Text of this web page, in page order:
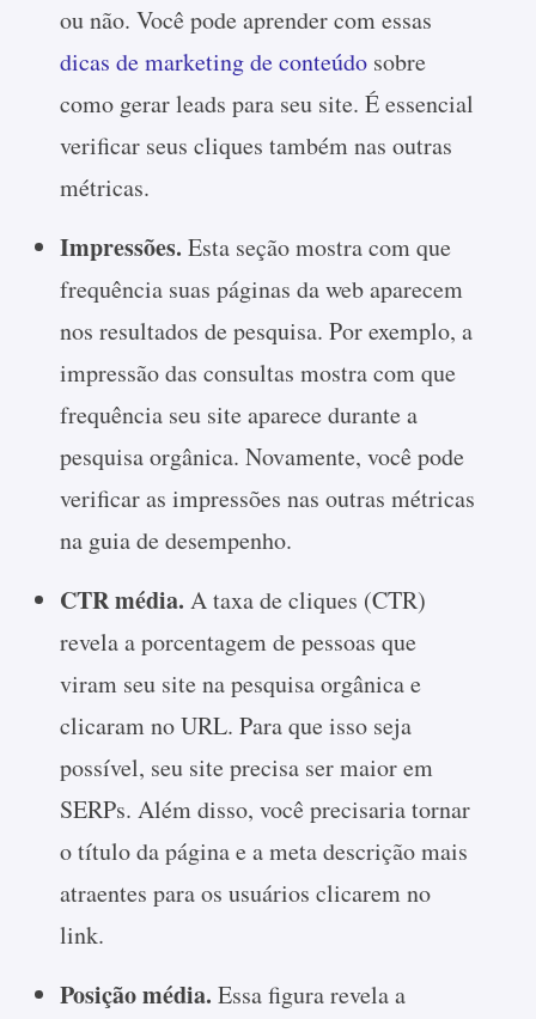
ou não. Você pode aprender com essas
dicas de marketing de conteúdo sobre
como gerar leads para seu site. É essencial
verificar seus cliques também nas outras
métricas.
Impressões. Esta seção mostra com que
frequência suas páginas da web aparecem
nos resultados de pesquisa. Por exemplo, a
impressão das consultas mostra com que
frequência seu site aparece durante a
pesquisa orgânica. Novamente, você pode
verificar as impressões nas outras métricas
na guia de desempenho.
CTR média. A taxa de cliques (CTR)
revela a porcentagem de pessoas que
viram seu site na pesquisa orgânica e
clicaram no URL. Para que isso seja
possível, seu site precisa ser maior em
SERPs. Além disso, você precisaria tornar
o título da página e a meta descrição mais
atraentes para os usuários clicarem no
link.
Posição média. Essa figura revela a